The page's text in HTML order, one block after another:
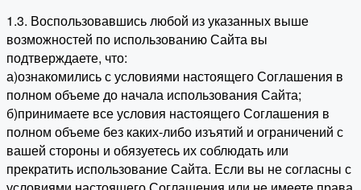
1.3. Воспользовавшись любой из указанных выше
возможностей по использованию Сайта вы
подтверждаете, что:
а)ознакомились с условиями настоящего Соглашения в
полном объеме до начала использования Сайта;
б)принимаете все условия настоящего Соглашения в
полном объеме без каких-либо изъятий и ограничений с
вашей стороны и обязуетесь их соблюдать или
прекратить использование Сайта. Если вы не согласны с